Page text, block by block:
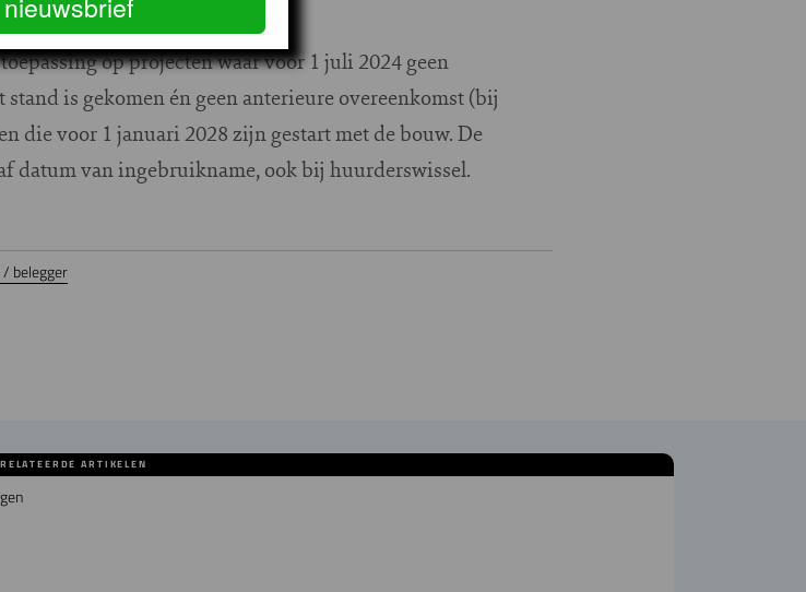
op projecten waar voor 1 juli 2024 geen
is gekomen én geen anterieure overeenkomst (bij
die voor 1 januari 2028 zijn gestart met de bouw. De
datum van ingebruikname, ook bij huurderswissel.
belegger
ARTIKELEN